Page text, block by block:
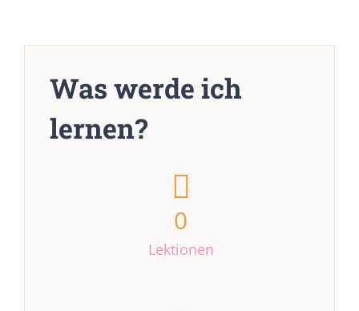
laden
YouTube
entsperren
Was werde ich
lernen?
0
Lektionen